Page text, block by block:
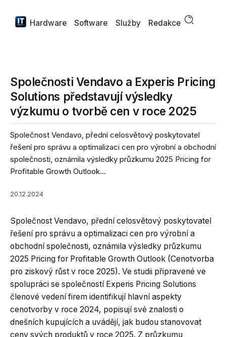
Hardware Software Služby Redakce
Společnosti Vendavo a Experis Pricing
Solutions představují výsledky
výzkumu o tvorbě cen v roce 2025
Společnost Vendavo, přední celosvětový poskytovatel
řešení pro správu a optimalizaci cen pro výrobní a obchodní
společnosti, oznámila výsledky průzkumu 2025 Pricing for
Profitable Growth Outlook...
20.12.2024
Společnost Vendavo, přední celosvětový poskytovatel
řešení pro správu a optimalizaci cen pro výrobní a
obchodní společnosti, oznámila výsledky průzkumu
2025 Pricing for Profitable Growth Outlook (Cenotvorba
pro ziskový růst v roce 2025). Ve studii připravené ve
spolupráci se společností Experis Pricing Solutions
členové vedení firem identifikují hlavní aspekty
cenotvorby v roce 2024, popisují své znalosti o
dnešních kupujících a uvádějí, jak budou stanovovat
ceny svých produktů v roce 2025. Z průzkumu